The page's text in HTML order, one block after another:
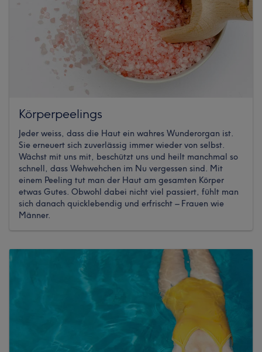
Körperpeelings
Jeder weiss, dass die Haut ein wahres Wunderorgan ist.
Sie erneuert sich zuverlässig immer wieder von selbst.
Wächst mit uns mit, beschützt uns und heilt manchmal so
schnell, dass Wehwehchen im Nu vergessen sind. Mit
einem Peeling tut man der Haut am gesamten Körper
etwas Gutes. Obwohl dabei nicht viel passiert, fühlt man
sich danach quicklebendig und erfrischt – Frauen wie
Männer.